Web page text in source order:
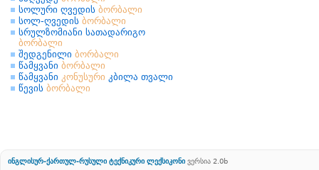
სოლური ღვედის ბორბალი
სოლ-ღვედის ბორბალი
სრულზომიანი სათადარიგო
ბორბალი
შედგენილი ბორბალი
წამყვანი ბორბალი
წამყვანი კონუსური კბილა თვალი
წევის ბორბალი
ინგლისურ-ქართულ-რუსული ტექნიკური ლექსიკონი ვერსია 2.0b